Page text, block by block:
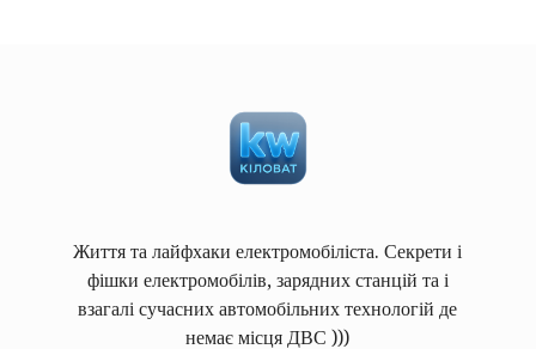
Життя та лайфхаки електромобіліста. Секрети і
фішки електромобілів, зарядних станцій та і
взагалі сучасних автомобільних технологій де
немає місця ДВС )))